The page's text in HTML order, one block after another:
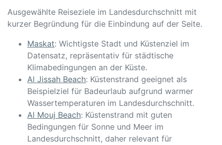
Ausgewählte Reiseziele im Landesdurchschnitt mit
kurzer Begründung für die Einbindung auf der Seite.
Maskat: Wichtigste Stadt und Küstenziel im
Datensatz, repräsentativ für städtische
Klimabedingungen an der Küste.
Al Jissah Beach: Küstenstrand geeignet als
Beispielziel für Badeurlaub aufgrund warmer
Wassertemperaturen im Landesdurchschnitt.
Al Mouj Beach: Küstenstrand mit guten
Bedingungen für Sonne und Meer im
Landesdurchschnitt, daher relevant für